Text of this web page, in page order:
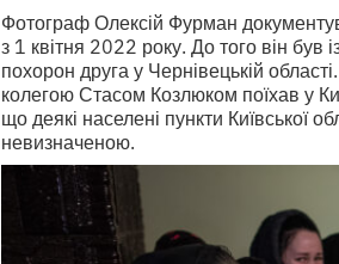
Фотограф Олексій Фурман
з 1 квітня 2022 року. До того він був
похорон друга у Чернівецькій
колегою Стасом Козлюком поїхав у
що деякі населені пункти Київської
невизначеною.